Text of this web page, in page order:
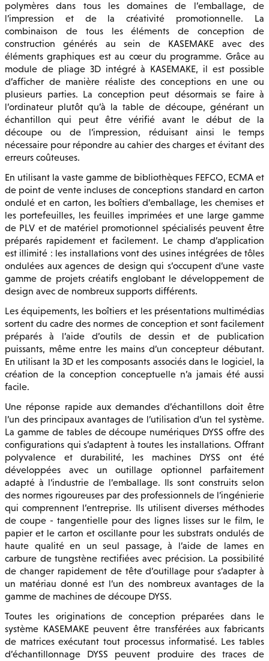
polymères dans tous les domaines de l’emballage, de
l’impression et de la créativité promotionnelle. La
combinaison de tous les éléments de conception de
construction générés au sein de KASEMAKE avec des
éléments graphiques est au cœur du programme. Grâce au
module de pliage 3D intégré à KASEMAKE, il est possible
d’afficher de manière réaliste des conceptions en une ou
plusieurs parties. La conception peut désormais se faire à
l’ordinateur plutôt qu’à la table de découpe, générant un
échantillon qui peut être vérifié avant le début de la
découpe ou de l’impression, réduisant ainsi le temps
nécessaire pour répondre au cahier des charges et évitant des
erreurs coûteuses.
En utilisant la vaste gamme de bibliothèques FEFCO, ECMA et
de point de vente incluses de conceptions standard en carton
ondulé et en carton, les boîtiers d’emballage, les chemises et
les portefeuilles, les feuilles imprimées et une large gamme
de PLV et de matériel promotionnel spécialisés peuvent être
préparés rapidement et facilement. Le champ d’application
est illimité : les installations vont des usines intégrées de tôles
ondulées aux agences de design qui s’occupent d’une vaste
gamme de projets créatifs englobant le développement de
design avec de nombreux supports différents.
Les équipements, les boîtiers et les présentations multimédias
sortent du cadre des normes de conception et sont facilement
préparés à l’aide d’outils de dessin et de publication
puissants, même entre les mains d’un concepteur débutant.
En utilisant la 3D et les composants associés dans le logiciel, la
création de la conception conceptuelle n’a jamais été aussi
facile.
Une réponse rapide aux demandes d’échantillons doit être
l’un des principaux avantages de l’utilisation d’un tel système.
La gamme de tables de découpe numériques DYSS offre des
configurations qui s’adaptent à toutes les installations. Offrant
polyvalence et durabilité, les machines DYSS ont été
développées avec un outillage optionnel parfaitement
adapté à l’industrie de l’emballage. Ils sont construits selon
des normes rigoureuses par des professionnels de l’ingénierie
qui comprennent l’entreprise. Ils utilisent diverses méthodes
de coupe - tangentielle pour des lignes lisses sur le film, le
papier et le carton et oscillante pour les substrats ondulés de
haute qualité en un seul passage, à l’aide de lames en
carbure de tungstène rectifiées avec précision. La possibilité
de changer rapidement de tête d’outillage pour s’adapter à
un matériau donné est l’un des nombreux avantages de la
gamme de machines de découpe DYSS.
Toutes les originations de conception préparées dans le
système KASEMAKE peuvent être transférées aux fabricants
de matrices exécutant tout processus informatisé. Les tables
d’échantillonnage DYSS peuvent produire des traces de